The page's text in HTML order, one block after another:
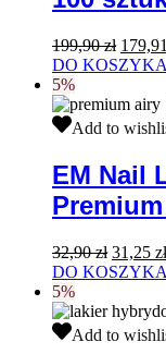
100/180
–
FLAMING,
100
sztuk
199,90zł
cena
179,91
DO KOSZYKA
5%
EM
Lakier
hybrydowy
Premium
Airy
Add to
EM Nail
32,90zł
cena
32,90
31,25 zł
DO KOSZYKA
5%
EMAdd to